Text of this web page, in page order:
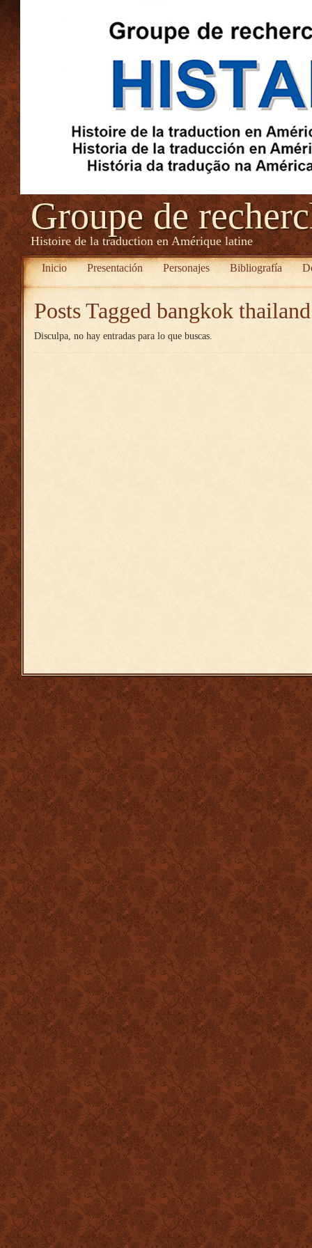
Groupe de
Histoire de la traduction en Amérique latine
Inicio Presentación Personajes Bibliografía
Posts Tagged bangkok
Disculpa, no hay entradas para lo que buscas.